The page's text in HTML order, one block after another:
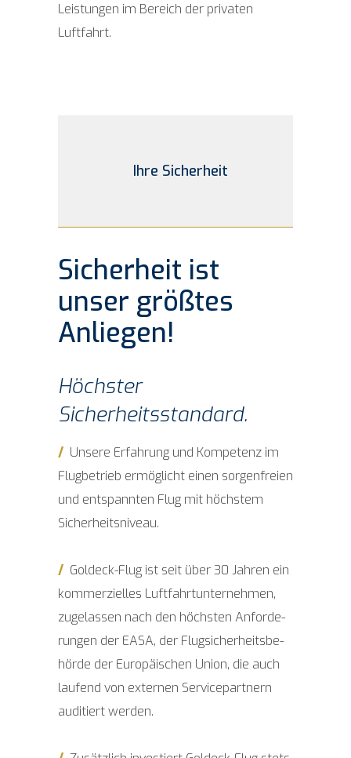
Leis­tun­gen im Bereich der pri­va­ten
Luftfahrt.
Ihre Sicher­heit
Sicher­heit ist
unser größ­tes
Anliegen!
Höchs­ter
Sicherheitsstandard.
/ Unse­re Erfah­rung und Kom­pe­tenz im
Flug­be­trieb ermög­licht einen sor­gen­frei­en
und ent­spann­ten Flug mit höchs­tem
Sicherheitsniveau.
/ Goldeck-Flug ist seit über 30 Jah­ren ein
kom­mer­zi­el­les Luft­fahrt­un­ter­neh­men,
zuge­las­sen nach den höchs­ten Anfor­de­
run­gen der EASA, der Flug­si­cher­heits­be­
hör­de der Euro­päi­schen Uni­on, die auch
lau­fend von exter­nen Ser­vice­part­nern
audi­tiert werden.